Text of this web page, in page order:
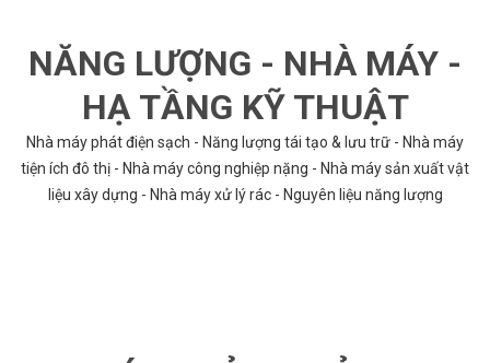
NĂNG LƯỢNG - NHÀ MÁY -
HẠ TẦNG KỸ THUẬT
Nhà máy phát điện sạch - Năng lượng tái tạo & lưu trữ - Nhà máy
tiện ích đô thị - Nhà máy công nghiệp nặng - Nhà máy sản xuất vật
liệu xây dựng - Nhà máy xử lý rác - Nguyên liệu năng lượng